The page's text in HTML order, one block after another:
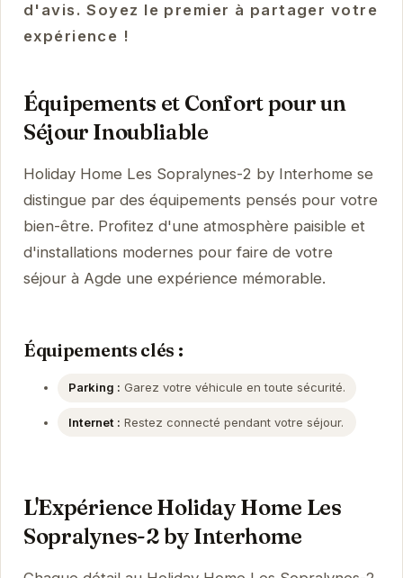
d'avis. Soyez le premier à partager votre
expérience !
Équipements et Confort pour un
Séjour Inoubliable
Holiday Home Les Sopralynes-2 by Interhome se
distingue par des équipements pensés pour votre
bien-être. Profitez d'une atmosphère paisible et
d'installations modernes pour faire de votre
séjour à Agde une expérience mémorable.
Équipements clés :
Parking : Garez votre véhicule en toute sécurité.
Internet : Restez connecté pendant votre séjour.
L'Expérience Holiday Home Les
Sopralynes-2 by Interhome